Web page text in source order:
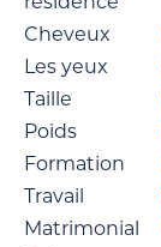
Cheveux
Les yeux
Taille
Poids
Formation
Travail
Matrimonial